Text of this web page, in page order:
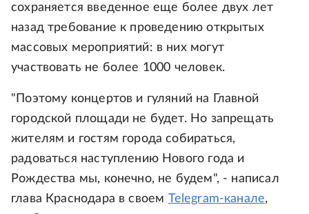
сохраняется введенное еще более двух лет
назад требование к проведению открытых
массовых мероприятий: в них могут
участвовать не более 1000 человек.
"Поэтому концертов и гуляний на Главной
городской площади не будет. Но запрещать
жителям и гостям города собираться,
радоваться наступлению Нового года и
Рождества мы, конечно, не будем", - написал
глава Краснодара в своем
Telegram-канале,